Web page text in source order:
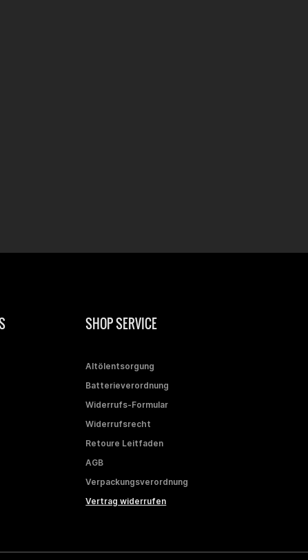
SHOP SERVICE
Altölentsorgung
Batterieverordnung
Widerrufs-Formular
Widerrufsrecht
Retoure Leitfaden
AGB
Verpackungsverordnung
Vertrag widerrufen